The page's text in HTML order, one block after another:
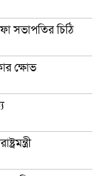
সভাপতির চিঠি
ক্ষোভ